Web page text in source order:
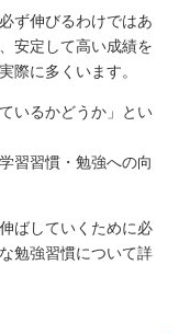
ず伸びるわけではあ
安定して高い成績を
際に多くいます。
いるかどうか」とい
習習慣・勉強への向
ばしていくために必
勉強習慣について詳